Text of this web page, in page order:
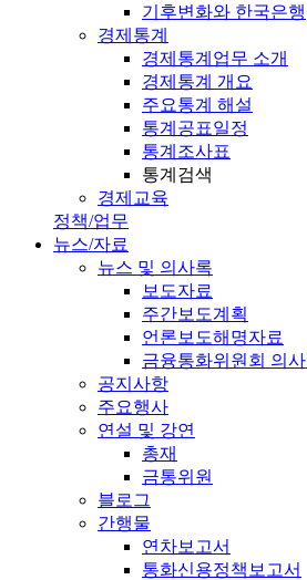
기후변화와 한국은행
경제통계
경제통계업무 소개
경제통계 개요
주요통계 해설
통계공표일정
통계조사표
통계검색
경제교육
정책/업무
뉴스/자료
뉴스 및 의사록
보도자료
주간보도계획
언론보도해명자료
금융통화위원회 의
공지사항
주요행사
연설 및 강연
총재
금통위원
블로그
간행물
연차보고서
통화신용정책보고서